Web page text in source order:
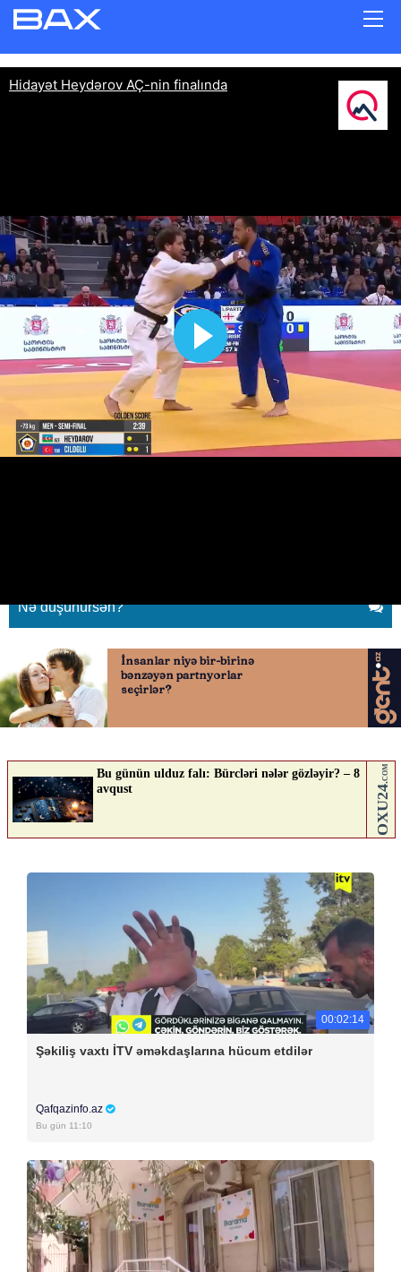
Hidayət Heydərov AÇ-nin
Nə düşünürsən?
00:02:14
Şəkiliş vaxtı İTV əməkdaşlarına hücum etdilər
Qafqazinfo.az
Bu gün 11:10